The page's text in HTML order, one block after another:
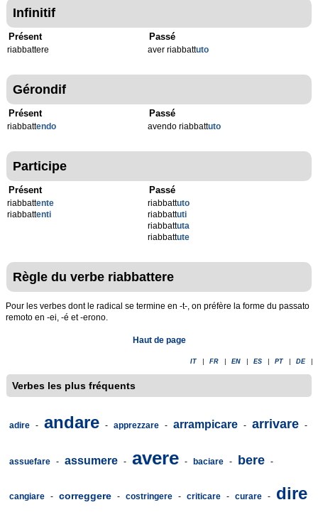
Infinitif
Présent
riabbattere
Passé
aver riabbattuto
Gérondif
Présent
riabbattendo
Passé
avendo riabbattuto
Participe
Présent
riabbattente
riabbattenti
Passé
riabbattuto
riabbattuti
riabbattuta
riabbattute
Règle du verbe riabbattere
Pour les verbes dont le radical se termine en -t-, on préfère la forme du passato
remoto en -ei, -é et -erono.
Haut de page
IT FR EN ES PT DE
Verbes les plus fréquents
adire - andare - apprezzare - arrampicare - arrivare -
assuefare - assumere - avere - baciare - bere -
cangiare - correggere - costringere - criticare - curare - dire